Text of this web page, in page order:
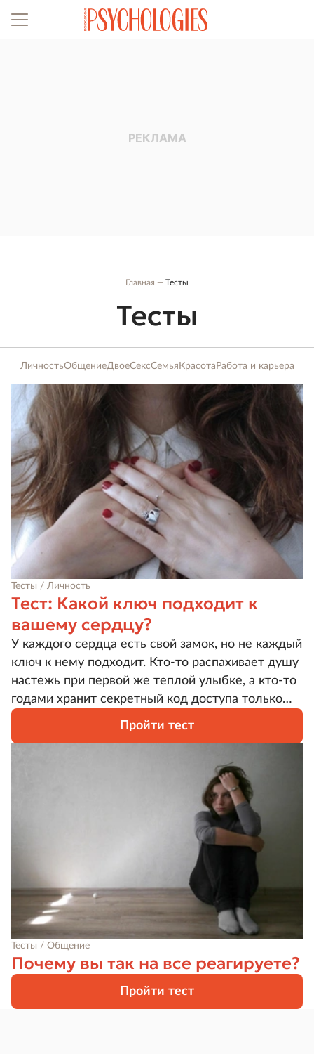
Главная Тесты
Тесты
ЛичностьОбщениеДвоеСексСемья Красота Работа и карьера
Тесты / Личность
Тест: Какой ключ подходит к
вашему сердцу?
У каждого сердца есть свой замок, но не каждый
ключ к нему подходит. Кто-то распахивает душу
настежь при первой же теплой улыбке, а кто-то
годами хранит секретный код доступа только
для избранных. Какой ключ подходит именно
вам: золотой, отмычка, ржавый от долгого
Загляните внутрь себя, отвечайте честно и
интуитивно, и вы, возможно, вы удивитесь
механизму работы собственного сердца.
Пройти тест
Тесты / Общение
Почему вы так на все реагируете?
Пройти тест